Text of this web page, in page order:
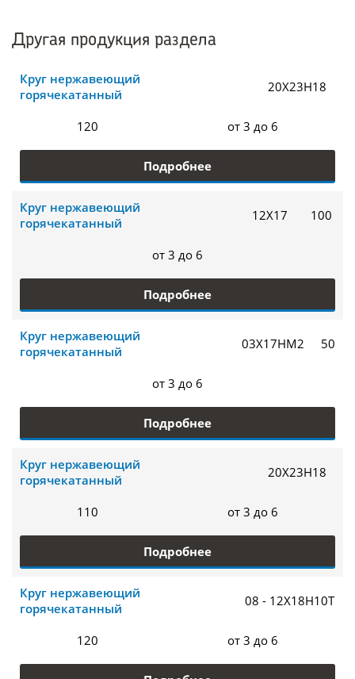
Другая продукция раздела
Круг нержавеющий
горячекатанный
20Х23Н18
120 от 3 до 6
Подробнее
Круг нержавеющий
горячекатанный
12Х17 100
от 3 до 6
Подробнее
Круг нержавеющий
горячекатанный
03Х17НМ2 50
от 3 до 6
Подробнее
Круг нержавеющий
горячекатанный
20Х23Н18
110 от 3 до 6
Подробнее
Круг нержавеющий
горячекатанный
08 - 12Х18Н10Т
120 от 3 до 6